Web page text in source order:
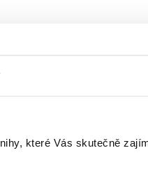
které Vás skutečně